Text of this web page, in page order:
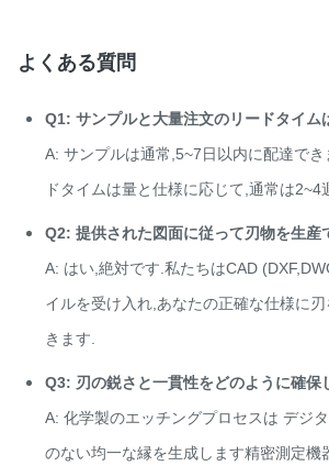
よくある質問
Q1: サンプルと大量注文のリードタイム
A: サンプルは通常,5~7日以内に配達で
ドタイムは量と仕様に応じて,通常は2~4
Q2: 提供された図面に従って刃物を生産
A: はい,絶対です.私たちはCAD
イルを受け入れ,あなたの正確な仕様に
きます.
Q3: 刃の鋭さと一貫性をどのように確保
A: 化学製のエッチングプロセスは デジ
のない均一な縁を生成します精密測定機